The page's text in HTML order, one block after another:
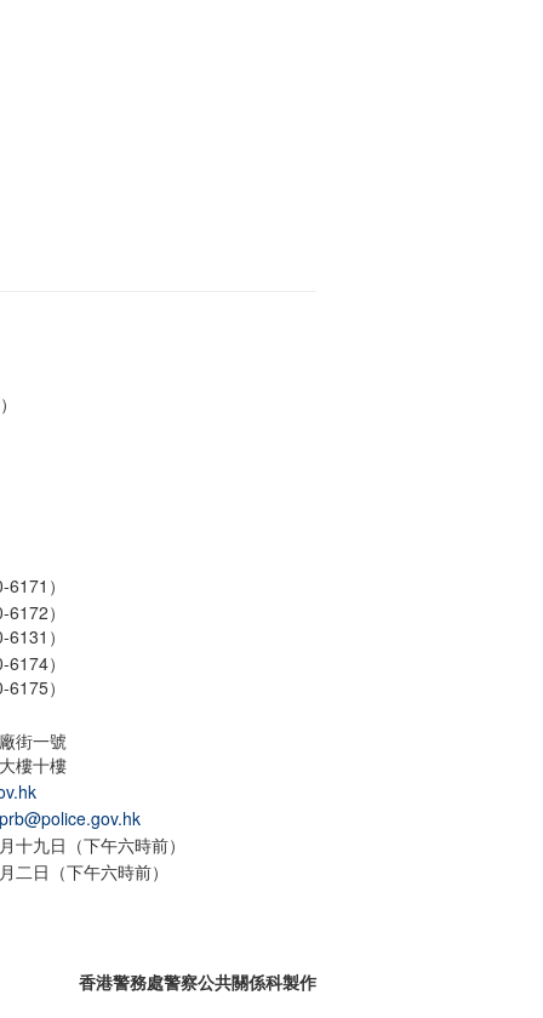
）
）
）
）
）
街一號
樓十樓
十九日（下午六時前）
二日（下午六時前）
香港警務處警察公共關係科製作